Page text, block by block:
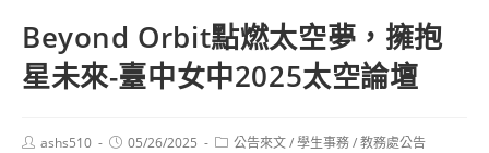
Beyond Orbit點燃太空夢，擁抱
星未來-臺中女中2025太空論壇
Postashs510
Post05/26/2025
Post公告來文/學生事務/教務處公告